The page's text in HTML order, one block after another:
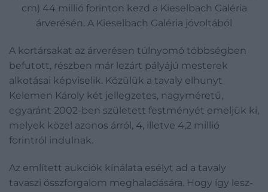
cm) 44 millió forinton kezd a Kieselbach Galéria
árverésén. A Kieselbach Galéria jóvoltából
A kortársakat az árverésen túlnyomó többségben
befutott, részben már lezárt pályájú mesterek
alkotásai képviselik. Közülük a tavaly elhunyt
Kelemen Károly két jellegzetes, nagyméretű,
egyaránt 2002-ben született festményét emeljük ki,
melyek közel azonos árról, 4, illetve 4,2 millió
forintról indulnak.
Az említett aukciók kínálata esélyt ad a tavaly
tavaszi összforgalom meghaladására. Hogy így lesz-